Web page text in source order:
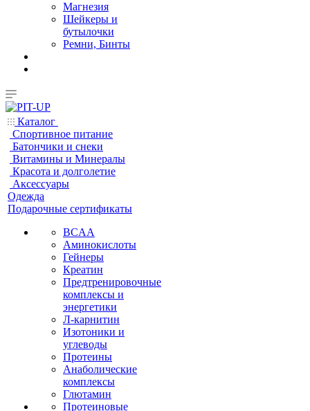
Магнезия
Шейкеры и
бутылочки
Ремни, Бинты
Каталог
Спортивное питание
Батончики и снеки
Витамины и Минералы
Красота и долголетие
Аксессуары
Одежда
Подарочные сертификаты
BCAA
Аминокислоты
Гейнеры
Креатин
Предтренировочные
комплексы и
энергетики
Л-карнитин
Изотоники и
углеводы
Протеины
Анаболические
комплексы
Глютамин
Протеиновые